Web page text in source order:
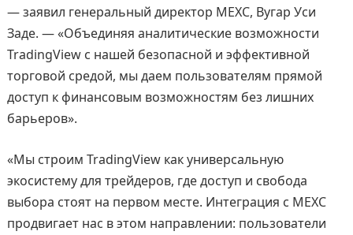
— заявил генеральный директор MEXC, Вугар Уси
Заде. — «Объединяя аналитические возможности
TradingView с нашей безопасной и эффективной
торговой средой, мы даем пользователям прямой
доступ к финансовым возможностям без лишних
барьеров».
«Мы строим TradingView как универсальную
экосистему для трейдеров, где доступ и свобода
выбора стоят на первом месте. Интеграция с MEXC
продвигает нас в этом направлении: пользователи